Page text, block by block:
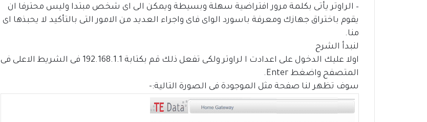
– الراوتر يأتى بكلمة مرور افتراضية سهلة وبسيطة ويمكن الى اى شخص مبتدا وليس محترفا ان
يقوم باختراق جهازك ومعرفة باسورد الواى فاى واجراء العديد من الامور التى بالتأكيد لا يحبذها اى
منا.
لنبدأ الشرح
اولا عليك الدخول على اعدادت ا لراوتر ولكى تفعل ذلك قم بكتابة 192.168.1.1 فى الشريط الاعلى فى
المتصفح واضغط Enter.
سوف تظهر لنا صفحة مثل الموجودة فى الصورة التالية:-